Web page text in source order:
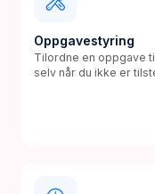
Oppgavestyring
Tilordne en oppgave
selv når du ikke er